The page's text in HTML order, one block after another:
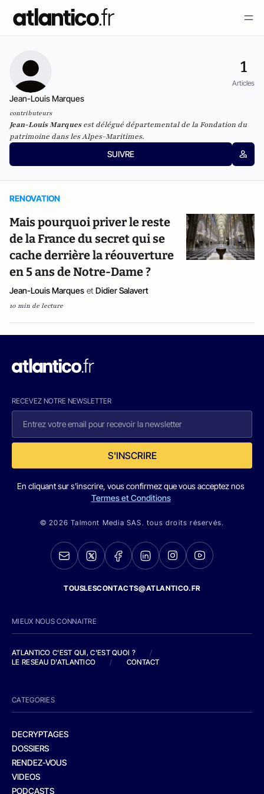
1
Articles
Jean-Louis Marques
contributeurs
Jean-Louis Marquesest délégué départemental de la Fondation du
patrimoine dans lesAlpes-Maritimes.
SUIVRE
RENOVATION
Mais pourquoi priver le reste
de la France du secret qui se
cache derrière la réouverture
en 5 ans de Notre-Dame ?
Jean-Louis Marques et Didier Salavert
10 min de lecture
RECEVEZ NOTRE NEWSLETTER
S'INSCRIRE
En cliquant sur s'inscrire, vous confirmez que vous acceptez nos
Termes et Conditions
© 2026 Talmont Media SAS. tous droits réservés.
TOUSLESCONTACTS@ATLANTICO.FR
MIEUX NOUS CONNAITRE
ATLANTICO C'EST QUI, C'EST QUOI ?
/
LE RESEAU D'ATLANTICO
/ CONTACT
CATEGORIES
DECRYPTAGES
DOSSIERS
RENDEZ-VOUS
VIDEOS
PODCASTS